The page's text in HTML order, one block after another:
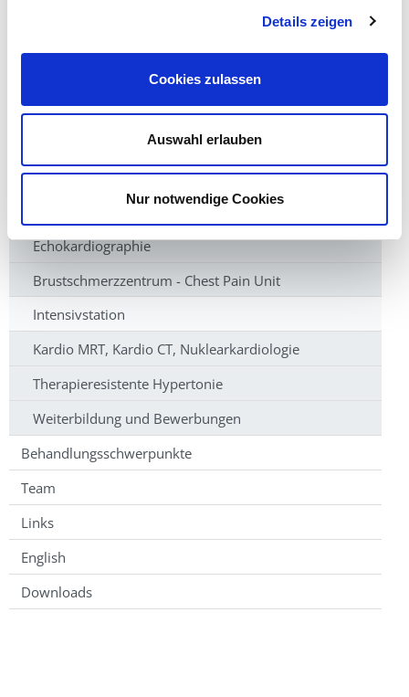
Details zeigen
Cookies zulassen
Auswahl erlauben
Nur notwendige Cookies
Informationen für Ärzte
EKG-Fax
Ambulanz der Klinik
Herzkatheter
Strukturelle Herzerkrankungen
Echokardiographie
Brustschmerzzentrum - Chest Pain Unit
Intensivstation
Kardio MRT, Kardio CT, Nuklearkardiologie
Therapieresistente Hypertonie
Weiterbildung und Bewerbungen
Behandlungsschwerpunkte
Team
Links
English
Downloads